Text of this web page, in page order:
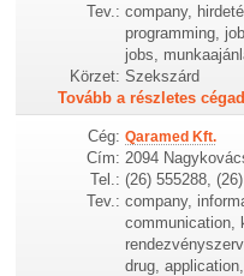
Tev.: company,
programming,
jobs,
Körzet: Szekszárd
Tovább a részletes
Cég: Qaramed Kft.
Cím: 2094
Tel.: (26) 555288,
Tev.: company,
communication,
drug,